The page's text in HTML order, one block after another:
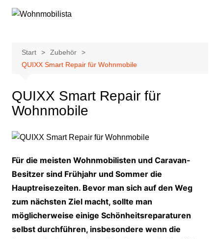
Inhalt
Start
Zubehör
QUIXX Smart Repair für Wohnmobile
QUIXX Smart Repair für
Wohnmobile
Für die meisten Wohnmobilisten und Caravan-
Besitzer sind Frühjahr und Sommer die
Hauptreisezeiten. Bevor man sich auf den Weg
zum nächsten Ziel macht, sollte man
möglicherweise einige Schönheitsreparaturen
selbst durchführen, insbesondere wenn die